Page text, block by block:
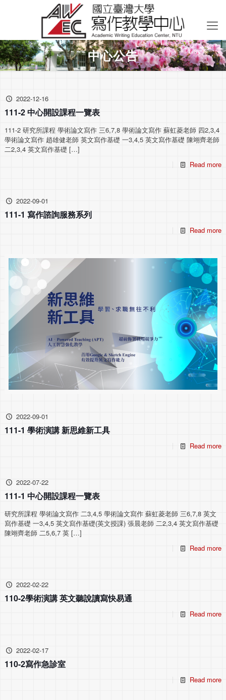
中心公告
2022-12-16
111-2 中心開設課程一覽表
111-2 研究所課程 學術論文寫作 三6,7,8 學術論文寫作 蘇虹菱老師 四2,3,4
學術論文寫作 趙雄健老師 英文寫作基礎 一3,4,5 英文寫作基礎 陳翊齊老師
二2,3,4 英文寫作基礎[…]
Read more
2022-09-01
111-1 寫作諮詢服務系列
Read more
2022-09-01
111-1 學術演講 新思維新工具
Read more
2022-07-22
111-1 中心開設課程一覽表
研究所課程 學術論文寫作 二3,4,5 學術論文寫作 蘇虹菱老師 三6,7,8 英文
寫作基礎 一3,4,5 英文寫作基礎(英文授課) 張晨老師 二2,3,4 英文寫作基礎
陳翊齊老師 二5,6,7 英 […]
Read more
2022-02-22
110-2學術演講 英文聽說讀寫快易通
Read more
2022-02-17
110-2寫作急診室
Read more